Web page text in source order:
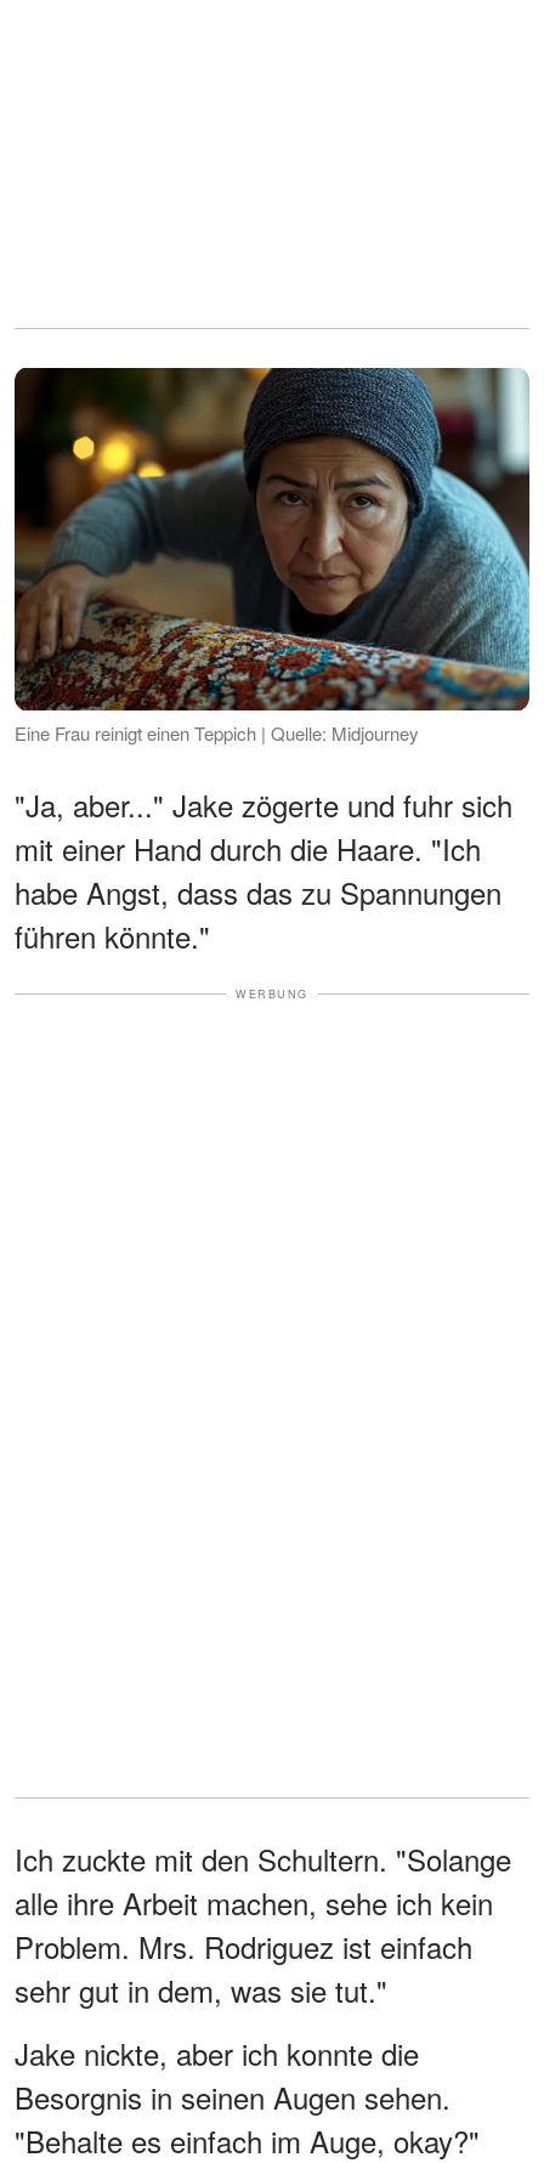
Eine Frau reinigt einen Teppich | Quelle: Midjourney
"Ja, aber..." Jake zögerte und fuhr sich
mit einer Hand durch die Haare. "Ich
habe Angst, dass das zu Spannungen
führen könnte."
WERBUNG
Ich zuckte mit den Schultern. "Solange
alle ihre Arbeit machen, sehe ich kein
Problem. Mrs. Rodriguez ist einfach
sehr gut in dem, was sie tut."
Jake nickte, aber ich konnte die
Besorgnis in seinen Augen sehen.
"Behalte es einfach im Auge, okay?"